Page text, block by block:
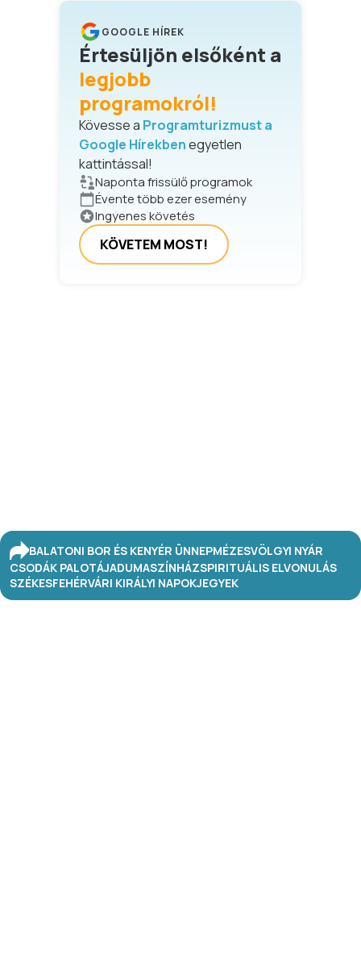
GOOGLE HÍREK
Értesüljön elsőként a
legjobb
programokról!
Kövesse a Programturizmust a
Google Hírekbenegyetlen
kattintással!
Naponta frissülő programok
Évente több ezer esemény
Ingyenes követés
KÖVETEM MOST!
BALATONI BOR ÉS KENYÉR ÜNNEPMÉZESVÖLGYI NYÁR
CSODÁK PALOTÁJADUMASZÍNHÁZSPIRITUÁLIS ELVONULÁS
SZÉKESFEHÉRVÁRI KIRÁLYI NAPOKJEGYEK